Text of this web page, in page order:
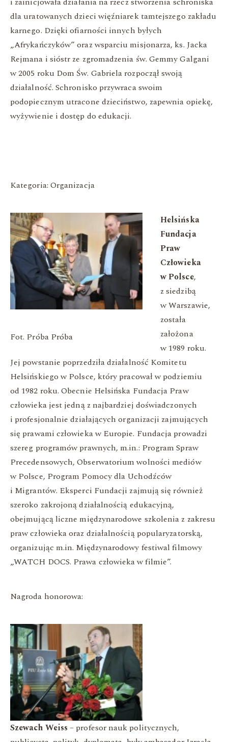
dla uratowanych dzieci więźniarek tamtejszego zakładu
karnego. Dzięki ofiarności innych byłych
„Afrykańczyków” oraz wsparciu misjonarza, ks. Jacka
Rejmana i sióstr ze zgromadzenia św. Gemmy Galgani
w 2005 roku Dom Św. Gabriela rozpoczął swoją
działalność. Schronisko przywraca swoim
podopiecznym utracone dzieciństwo, zapewnia opiekę,
wyżywienie i dostęp do edukacji.
Kategoria: Organizacja
Fot. Próba Próba
Helsińska
Fundacja
Praw
Człowieka
w Polsce,
z siedzibą
w Warszawie,
została
założona
w 1989 roku.
Jej powstanie poprzedziła działalność Komitetu
Helsińskiego w Polsce, który pracował w podziemiu
od 1982 roku. Obecnie Helsińska Fundacja Praw
człowieka jest jedną z najbardziej doświadczonych
i profesjonalnie działających organizacji zajmujących
się prawami człowieka w Europie. Fundacja prowadzi
szereg programów prawnych, m.in.: Program Spraw
Precedensowych, Obserwatorium wolności mediów
w Polsce, Program Pomocy dla Uchodźców
i Migrantów. Eksperci Fundacji zajmują się również
szeroko zakrojoną działalnością edukacyjną,
obejmującą liczne międzynarodowe szkolenia z zakresu
praw człowieka oraz działalnością popularyzatorską,
organizując m.in. Międzynarodowy festiwal filmowy
„WATCH DOCS. Prawa człowieka w filmie”.
Nagroda honorowa:
Szewach Weiss – profesor nauk politycznych,